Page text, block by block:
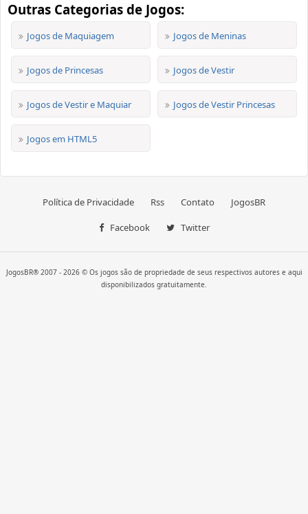
Outras Categorias de Jogos:
Jogos de Maquiagem Jogos de Meninas
Jogos de Princesas Jogos de Vestir
Jogos de Vestir e Maquiar Jogos de Vestir Princesas
Jogos em HTML5
Política de Privacidade Rss Contato JogosBR
Facebook Twitter
JogosBR® 2007 - 2026 © Os jogos são de propriedade de seus respectivos autores e aqui
disponibilizados gratuitamente.